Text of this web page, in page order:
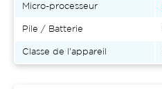
Micro-processeur
Pile / Batterie
Classe de l'appareil